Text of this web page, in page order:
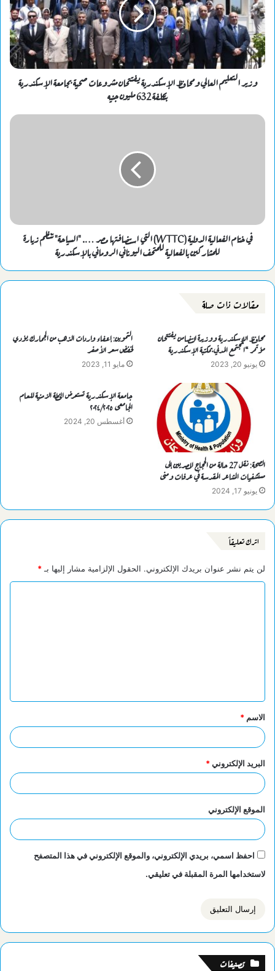
وزير التعليم العالي ومحافظ الإسكندرية يفتتحان مشروعات صحية بجامعة الإسكندرية
بتكلفة 632 مليون جنيه
في ختام الفعالية الدولية (WTTC) التي استضافتها مصر …. "السياحة" تنظم زيارة
للمشاركين بالفعالية للمتحف اليوناني الروماني بالإسكندرية
مقالات ذات صلة
محافظ الإسكندرية ووزيرة التضامن يفتتحان
مؤتمر “المجتمع المدني بمكتبة الإسكندرية
يونيو 20, 2023
التموين: إعفاء واردات الذهب من الجمارك يؤدي
لخفض سعر الأصفر
مايو 11, 2023
الصحة: نقل 27 حالة من الحجاج المصريين إلى
مستشفيات المشاعر المقدسة في عرفات ومنى
يونيو 17, 2024
جامعة الإسكندرية تستعرض الخطة الزمنية للعام
الجامعى ٢٠٢٤/٢٠٢٥
أغسطس 20, 2024
اترك تعليقاً
لن يتم نشر عنوان بريدك الإلكتروني. الحقول الإلزامية مشار إليها بـ *
ق
*
الاسم *
البريد الإلكتروني*
الموقع الإلكتروني
احفظ اسمي، بريدي الإلكتروني، والموقع الإلكتروني في هذا المتصفح
لاستخدامها المرة المقبلة في تعليقي.
تصنيفات